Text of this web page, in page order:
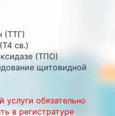
(ТТГ)
св.)
(ТПО)
щитовидной
услуги обязательно
в регистратуре